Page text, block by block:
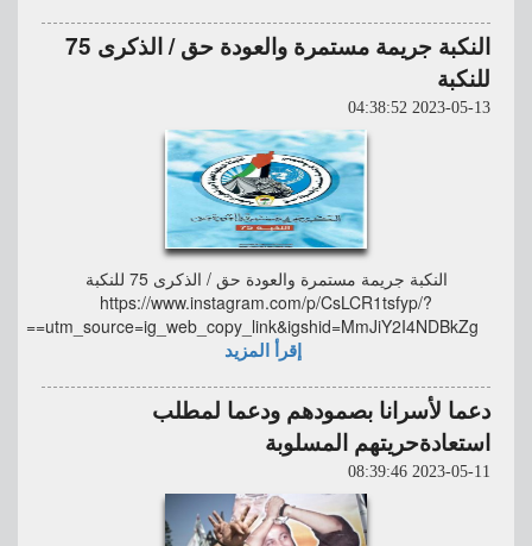
النكبة جريمة مستمرة والعودة حق / الذكرى 75
للنكبة
2023-05-13 04:38:52
النكبة جريمة مستمرة والعودة حق / الذكرى 75 للنكبة
https://www.instagram.com/p/CsLCR1tsfyp/?
utm_source=ig_web_copy_link&igshid=MmJiY2I4NDBkZg==
إقرأ المزيد
دعما لأسرانا بصمودهم ودعما لمطلب
استعادةحريتهم المسلوبة
2023-05-11 08:39:46